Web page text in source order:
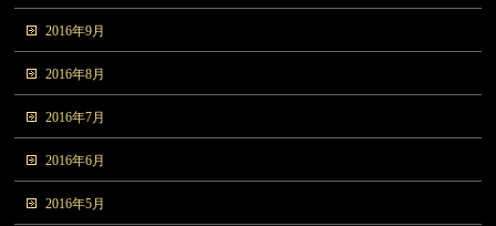
2016年9月
2016年8月
2016年7月
2016年6月
2016年5月